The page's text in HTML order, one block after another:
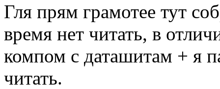
Гля прям грамотее тут
время нет читать, в
компом с даташитам + я
читать.